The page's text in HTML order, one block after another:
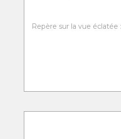
Repère sur la vue éclatée